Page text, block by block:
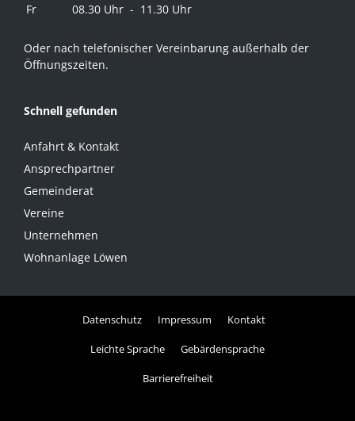
Fr
08.30 Uhr - 11.30 Uhr
Oder nach telefonischer Vereinbarung außerhalb der
Öffnungszeiten.
Schnell gefunden
Anfahrt & Kontakt
Ansprechpartner
Gemeinderat
Vereine
Unternehmen
Wohnanlage Löwen
Datenschutz Impressum Kontakt
Leichte Sprache Gebärdensprache
Barrierefreiheit